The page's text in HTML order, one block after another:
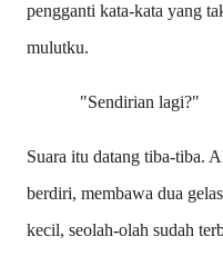
pengganti kata-kata yang
mulutku.
"Sendirian lagi?"
Suara itu datang tiba-tiba.
berdiri, membawa dua
kecil, seolah-olah sudah